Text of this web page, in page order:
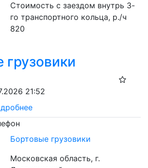
Стоимость с заездом внутрь 3-
го транспортного кольца, р./ч
820
грузовики
21:52
Бортовые грузовики
Московская область, г.